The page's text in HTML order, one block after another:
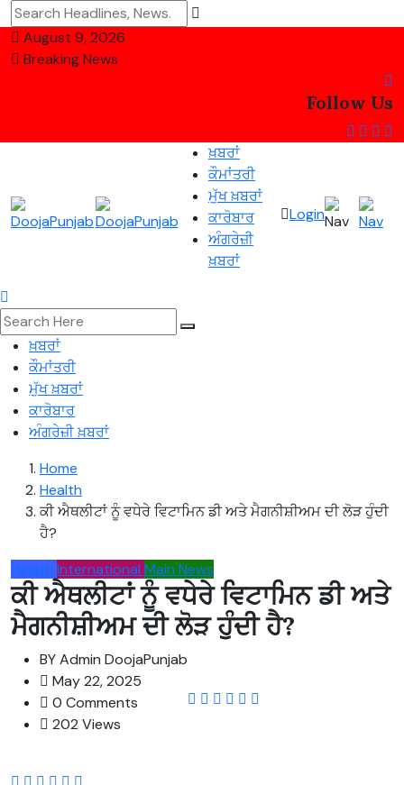
August 9, 2026
Breaking News
Follow Us
ਖ਼ਬਰਾਂ
ਕੌਮਾਂਤਰੀ
ਮੁੱਖ ਖ਼ਬਰਾਂ
ਕਾਰੋਬਾਰ
ਅੰਗਰੇਜ਼ੀ
ਖ਼ਬਰਾਂ
Login
ਖ਼ਬਰਾਂ
ਕੌਮਾਂਤਰੀ
ਮੁੱਖ ਖ਼ਬਰਾਂ
ਕਾਰੋਬਾਰ
ਅੰਗਰੇਜ਼ੀ ਖ਼ਬਰਾਂ
Home
Health
ਕੀ ਐਥਲੀਟਾਂ ਨੂੰ ਵਧੇਰੇ ਵਿਟਾਮਿਨ ਡੀ ਅਤੇ ਮੈਗਨੀਸ਼ੀਅਮ ਦੀ ਲੋੜ ਹੁੰਦੀ
ਹੈ?
Health International Main News
ਕੀ ਐਥਲੀਟਾਂ ਨੂੰ ਵਧੇਰੇ ਵਿਟਾਮਿਨ ਡੀ ਅਤੇ
ਮੈਗਨੀਸ਼ੀਅਮ ਦੀ ਲੋੜ ਹੁੰਦੀ ਹੈ?
BYAdmin DoojaPunjab
May 22, 2025
0 Comments
202 Views